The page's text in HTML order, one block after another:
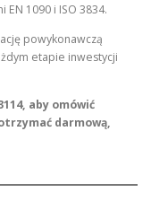
1090 i ISO 3834.
powykonawczą
etapie inwestycji
aby omówić
darmową,